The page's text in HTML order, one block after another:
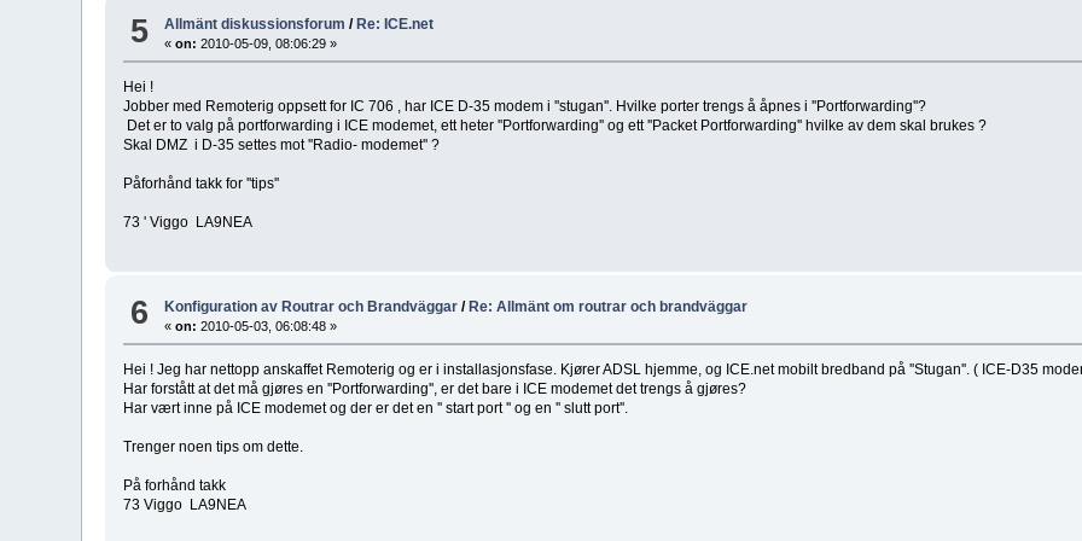
5 Allmänt diskussionsforum / Re: ICE.net
«on: 2010-05-09, 08:06:29 »
Hei !
Jobber med Remoterig oppsett for IC 706 , har ICE D-35 modem i ''stugan''. Hvilke porter trengs å åpnes i ''Portforwarding''?
Det er to valg på portforwarding i ICE modemet, ett heter ''Portforwarding'' og ett ''Packet Portforwarding'' hvilke av dem skal brukes ?
Skal DMZ i D-35 settes mot ''Radio- modemet'' ?
Påforhånd takk for ''tips''
73 ' Viggo LA9NEA
6 Konfiguration av Routrar och Brandväggar /Re: Allmänt om routrar och brandväggar
«on: 2010-05-03, 06:08:48 »
Hei ! Jeg har nettopp anskaffet Remoterig og er i installasjonsfase. Kjører ADSL hjemme, og ICE.net mobilt bredband på ''Stugan''. ( ICE-D35
Har forstått at det må gjøres en ''Portforwarding'', er det bare i ICE modemet det trengs å gjøres?
Har vært inne på ICE modemet og der er det en '' start port '' og en '' slutt port''.
Trenger noen tips om dette.
På forhånd takk
73 Viggo LA9NEA